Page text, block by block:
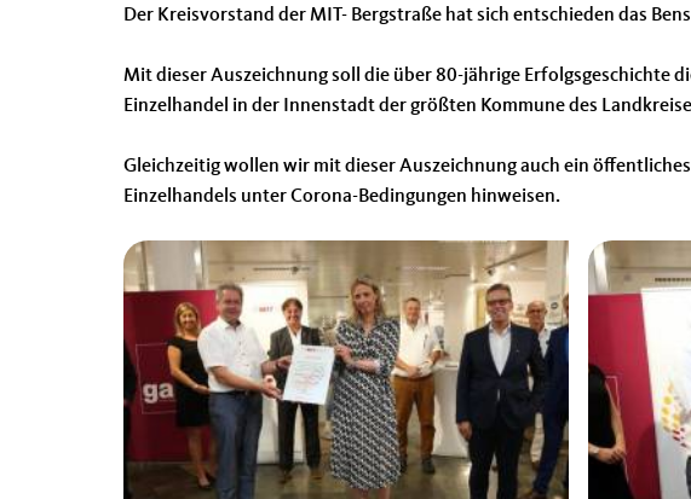
Der Kreisvorstand der MIT- Bergstraße hat sich entschieden das
Mit dieser Auszeichnung soll die über 80-jährige Erfolgsgeschichte
Einzelhandel in der Innenstadt der größten Kommune des
Gleichzeitig wollen wir mit dieser Auszeichnung auch ein
Einzelhandels unter Corona-Bedingungen hinweisen.